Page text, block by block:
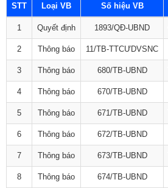
STT Loại VB Số hiệu VB
1 Quyết định 1893/QĐ-UBND
2 Thông báo 11/TB-TTCƯDVSNC
3 Thông báo 680/TB-UBND
4 Thông báo 670/TB-UBND
5 Thông báo 671/TB-UBND
6 Thông báo 672/TB-UBND
7 Thông báo 673/TB-UBND
8 Thông báo 674/TB-UBND